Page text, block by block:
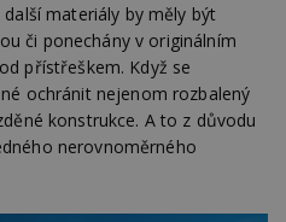
materiály by měly být
či ponechány v originálním
přístřeškem. Když se
ochránit nejenom rozbalený
konstrukce. A to z důvodu
nerovnoměrného